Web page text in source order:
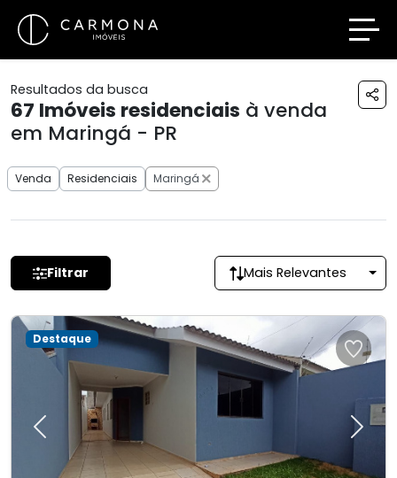
Resultados da busca
67 Imóveis residenciais à venda
em Maringá - PR
Venda Residenciais Maringá
Filtrar Mais Relevantes
Previous Next
Destaque